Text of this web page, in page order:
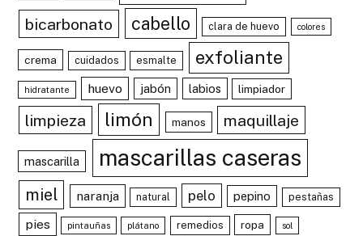
bicarbonato cabello clara de huevo colores
crema cuidados esmalte exfoliante
hidratante huevo jabón labios limpiador
limpieza limón manos maquillaje
mascarilla mascarillas caseras
miel naranja natural pelo pepino pestañas
pies pintauñas plátano remedios ropa sol